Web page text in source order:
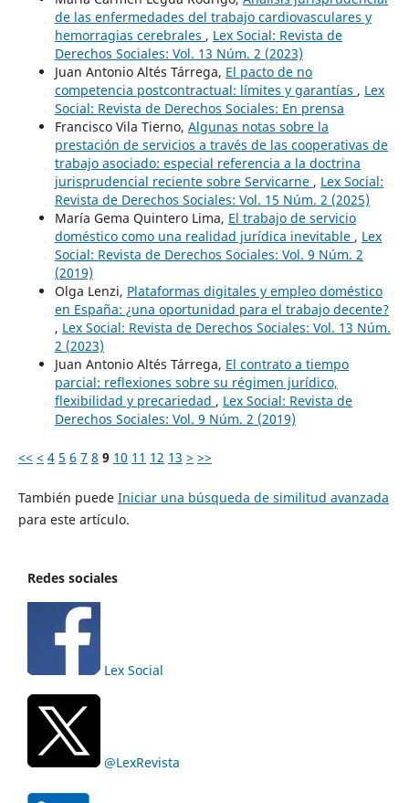
de las enfermedades del trabajo cardiovasculares y
hemorragias cerebrales , Lex Social: Revista de
Derechos Sociales: Vol. 13 Núm. 2 (2023)
Juan Antonio Altés Tárrega, El pacto de no
competencia postcontractual: límites y garantías , Lex
Social: Revista de Derechos Sociales: En prensa
Francisco Vila Tierno, Algunas notas sobre la
prestación de servicios a través de las cooperativas de
trabajo asociado: especial referencia a la doctrina
jurisprudencial reciente sobre Servicarne , Lex Social:
Revista de Derechos Sociales: Vol. 15 Núm. 2 (2025)
María Gema Quintero Lima, El trabajo de servicio
doméstico como una realidad jurídica inevitable , Lex
Social: Revista de Derechos Sociales: Vol. 9 Núm. 2
(2019)
Olga Lenzi, Plataformas digitales y empleo doméstico
en España: ¿una oportunidad para el trabajo decente?
, Lex Social: Revista de Derechos Sociales: Vol. 13 Núm.
2 (2023)
Juan Antonio Altés Tárrega, El contrato a tiempo
parcial: reflexiones sobre su régimen jurídico,
flexibilidad y precariedad , Lex Social: Revista de
Derechos Sociales: Vol. 9 Núm. 2 (2019)
<< < 4 5 6 7 8 9 10 11 12 13 > >>
También puede Iniciar una búsqueda de similitud avanzada
para este artículo.
Redes sociales
Lex Social
@LexRevista